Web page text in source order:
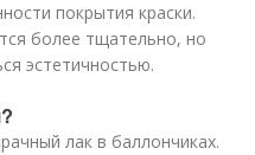
покрытия краски.
более тщательно, но
эстетичностью.
лак в баллончиках.